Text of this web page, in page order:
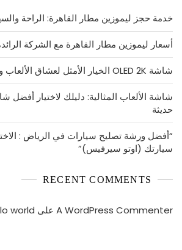
خدمة حجز ليموزين مطار القاهرة: الراحة
أسعار ليموزين مطار القاهرة مع الشركة
شاشة OLED 2K الخيار الأمثل لعشاق الألعاب والاحتراف
شاشة الألعاب المثالية: دليلك لاختيار أفضل
حديثة
“أفضل ورشة تصليح سيارات في الرياض :
سيارتك (اوتو سيرفيس)”
RECENT COMMENTS
A WordPress Commenter على world!